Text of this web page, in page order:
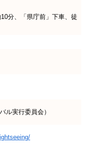
分、「県庁前」下車、徒
ル実行委員会）